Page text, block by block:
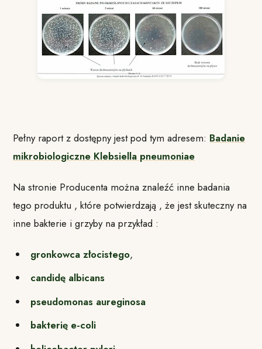
Pełny raport z dostępny jest pod tym adresem: Badanie
mikrobiologiczne Klebsiella pneumoniae
Na stronie Producenta można znaleźć inne badania
tego produktu , które potwierdzają , że jest skuteczny na
inne bakterie i grzyby na przykład :
gronkowca złocistego,
candidę albicans
pseudomonas aureginosa
bakterię e-coli